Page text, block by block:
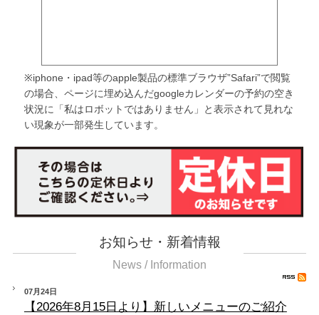
※iphone・ipad等のapple製品の標準ブラウザ”Safari”で閲覧
の場合、ページに埋め込んだgoogleカレンダーの予約の空き
状況に「私はロボットではありません」と表示されて見れな
い現象が一部発生しています。
お知らせ・新着情報
News / Information
07月24日
【2026年8月15日より】新しいメニューのご紹介